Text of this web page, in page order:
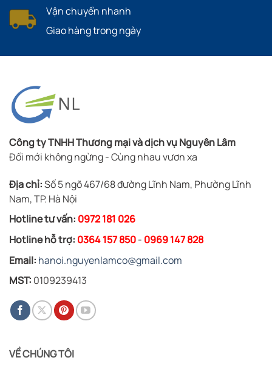
Vận chuyển nhanh
Giao hàng trong ngày
Công ty TNHH Thương mại và dịch vụ Nguyên Lâm
Đổi mới không ngừng - Cùng nhau vươn xa
Địa chỉ:Số 5 ngõ 467/68 đường Lĩnh Nam, Phường Lĩnh
Nam, TP. Hà Nội
Hotline tư vấn: 0972 181 026
Hotline hỗ trợ: 0364 157 850- 0969 147 828
Email: hanoi.nguyenlamco@gmail.com
MST: 0109239413
VỀ CHÚNG TÔI